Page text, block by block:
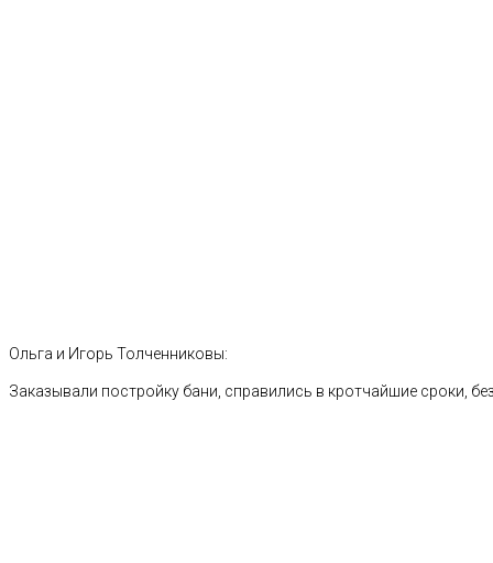
Ольга и Игорь Толченниковы:
Заказывали постройку бани, справились в кротчайшие сроки,